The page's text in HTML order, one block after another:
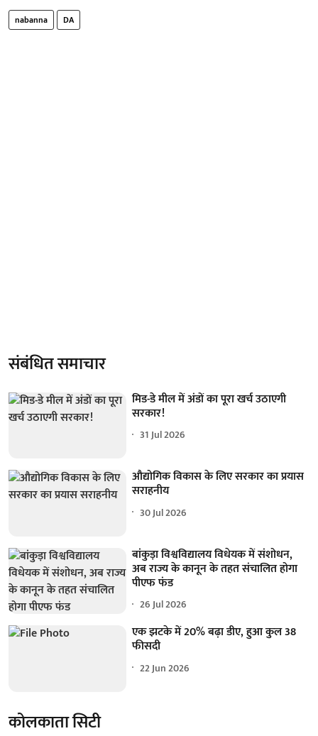
nabanna DA
संबंधित समाचार
मिड-डे मील में अंडों का पूरा खर्च उठाएगी
सरकार!
31 Jul 2026
औद्योगिक विकास के लिए सरकार का प्रयास
सराहनीय
30 Jul 2026
बांकुड़ा विश्वविद्यालय विधेयक में संशोधन,
अब राज्य के कानून के तहत संचालित होगा
पीएफ फंड
26 Jul 2026
एक झटके में 20% बढ़ा डीए, हुआ कुल 38
फीसदी
22 Jun 2026
कोलकाता सिटी